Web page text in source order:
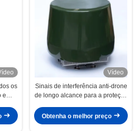
os
e
Vídeo
Sinais de interferência anti-drone
de longo alcance para a proteção
Obtenha o melhor preço